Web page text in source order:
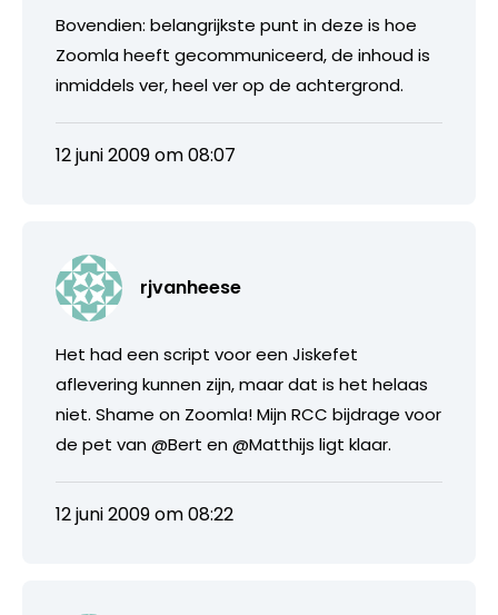
Bovendien: belangrijkste punt in deze is hoe
Zoomla heeft gecommuniceerd, de inhoud is
inmiddels ver, heel ver op de achtergrond.
12 juni 2009 om 08:07
rjvanheese
Het had een script voor een Jiskefet
aflevering kunnen zijn, maar dat is het helaas
niet. Shame on Zoomla! Mijn RCC bijdrage voor
de pet van @Bert en @Matthijs ligt klaar.
12 juni 2009 om 08:22